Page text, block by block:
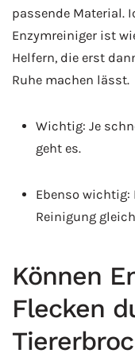
passende Material.
Enzymreiniger ist
Helfern, die erst
Ruhe machen lässt.
Wichtig: Je
geht es.
Ebenso
Reinigung
Können
Flecken